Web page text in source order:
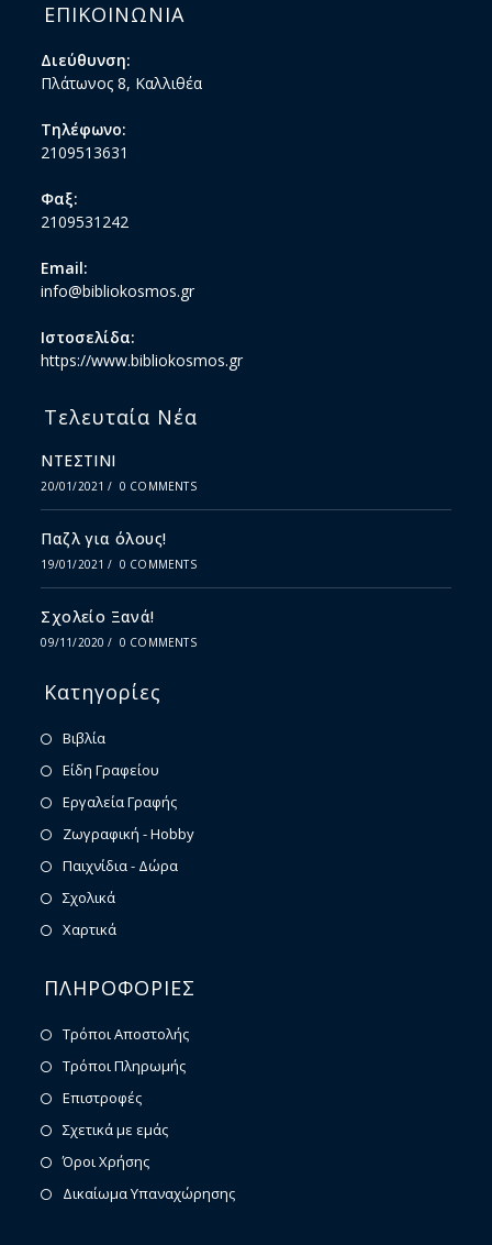
ΕΠΙΚΟΙΝΩΝΙΑ
Διεύθυνση:
Πλάτωνος 8, Καλλιθέα
Τηλέφωνο:
2109513631
Φαξ:
2109531242
Email:
info@bibliokosmos.gr
Ιστοσελίδα:
https://www.bibliokosmos.gr
Τελευταία Νέα
ΝΤΕΣΤΙΝΙ
20/01/2021 / 0 COMMENTS
Παζλ για όλους!
19/01/2021 / 0 COMMENTS
Σχολείο Ξανά!
09/11/2020 / 0 COMMENTS
Κατηγορίες
Βιβλία
Είδη Γραφείου
Εργαλεία Γραφής
Ζωγραφική - Hobby
Παιχνίδια - Δώρα
Σχολικά
Χαρτικά
ΠΛΗΡΟΦΟΡΙΕΣ
Τρόποι Αποστολής
Τρόποι Πληρωμής
Επιστροφές
Σχετικά με εμάς
Όροι Χρήσης
Δικαίωμα Υπαναχώρησης